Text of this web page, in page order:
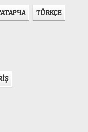
TÜRKÇE